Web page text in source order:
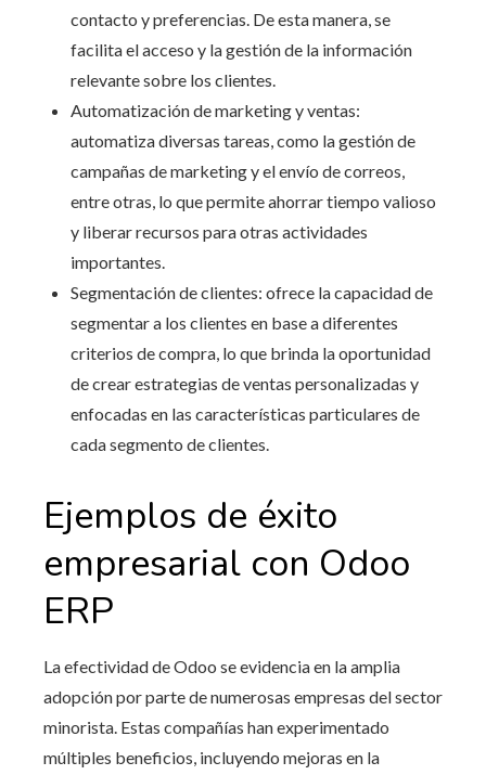
contacto y preferencias. De esta manera, se
facilita el acceso y la gestión de la información
relevante sobre los clientes.
Automatización de marketing y ventas:
automatiza diversas tareas, como la gestión de
campañas de marketing y el envío de correos,
entre otras, lo que permite ahorrar tiempo valioso
y liberar recursos para otras actividades
importantes.
Segmentación de clientes: ofrece la capacidad de
segmentar a los clientes en base a diferentes
criterios de compra, lo que brinda la oportunidad
de crear estrategias de ventas personalizadas y
enfocadas en las características particulares de
cada segmento de clientes.
Ejemplos de éxito
empresarial con Odoo
ERP
La efectividad de Odoo se evidencia en la amplia
adopción por parte de numerosas empresas del sector
minorista. Estas compañías han experimentado
múltiples beneficios, incluyendo mejoras en la